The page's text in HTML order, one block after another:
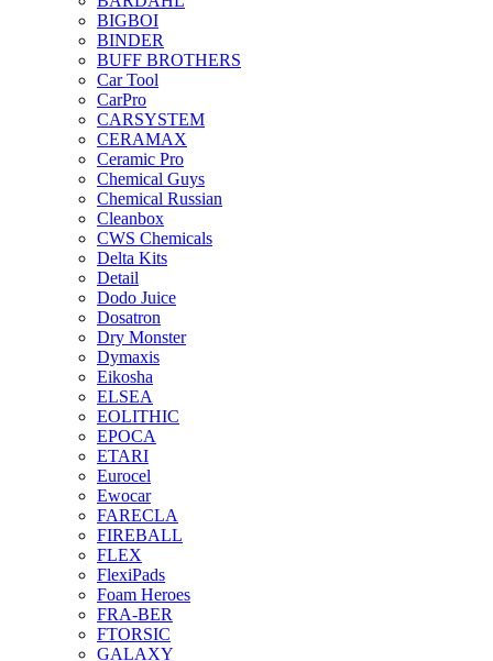
BIGBOI
BINDER
BUFF BROTHERS
Car Tool
CarPro
CARSYSTEM
CERAMAX
Ceramic Pro
Chemical Guys
Chemical Russian
Cleanbox
CWS Chemicals
Delta Kits
Detail
Dodo Juice
Dosatron
Dry Monster
Dymaxis
Eikosha
ELSEA
EOLITHIC
EPOCA
ETARI
Eurocel
Ewocar
FARECLA
FIREBALL
FLEX
FlexiPads
Foam Heroes
FRA-BER
FTORSIC
GALAXY